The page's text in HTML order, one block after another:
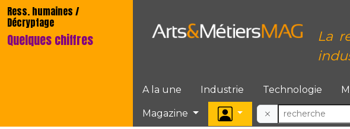
Ress. humaines /
Décryptage
Quelques chiffres
La
A la une Industrie Technologie
Magazine